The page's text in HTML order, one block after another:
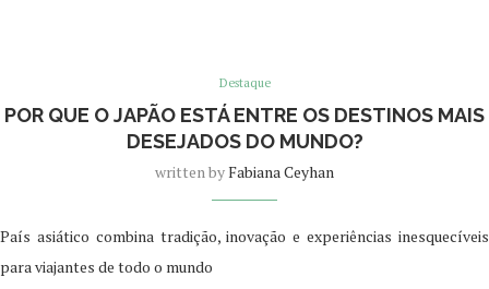
Destaque
POR QUE O JAPÃO ESTÁ ENTRE OS DESTINOS MAIS
DESEJADOS DO MUNDO?
written byFabiana Ceyhan
País asiático combina tradição, inovação e experiências inesquecíveis
para viajantes de todo o mundo